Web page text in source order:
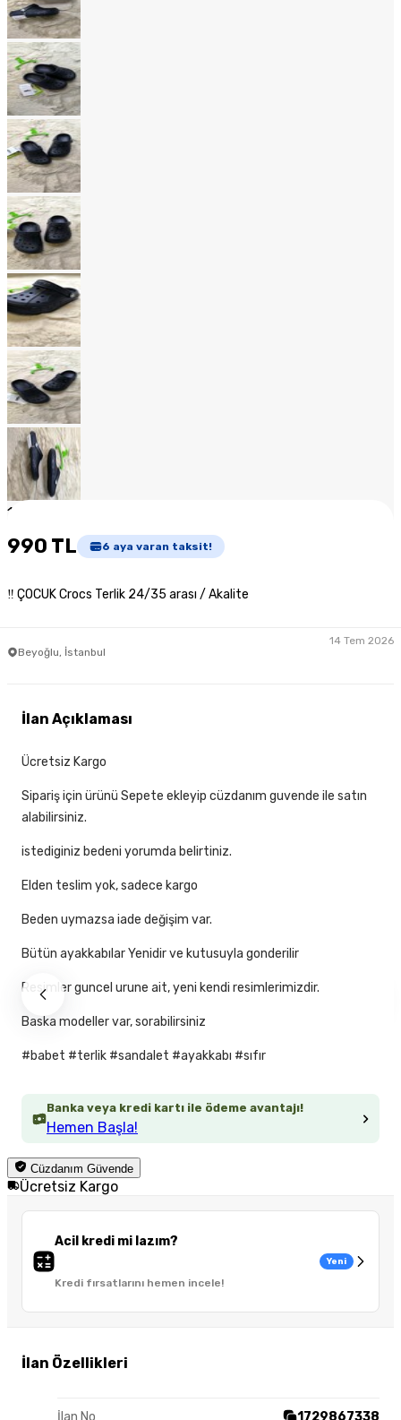
1
990 TL 6 aya varan taksit!
‼ ÇOCUK Crocs Terlik 24/35 arası / Akalite
Beyoğlu, İstanbul
14 Tem 2026
Banka veya kredi kartı ile ödeme avantajı!
Hemen Başla!
Cüzdanım Güvende
Ücretsiz Kargo
Acil kredi mi lazım?
Kredi fırsatlarını hemen incele!
Yeni
İlan Özellikleri
İlan No 1729867338
İlan Açıklaması
Ücretsiz Kargo
Sipariş için ürünü Sepete ekleyip cüzdanım guvende ile satın
alabilirsiniz.
istediginiz bedeni yorumda belirtiniz.
Elden teslim yok, sadece kargo
Beden uymazsa iade değişim var.
Bütün ayakkabılar Yenidir ve kutusuyla gonderilir
Resimler guncel urune ait, yeni kendi resimlerimizdir.
Baska modeller var, sorabilirsiniz
#babet #terlik #sandalet #ayakkabı #sıfır